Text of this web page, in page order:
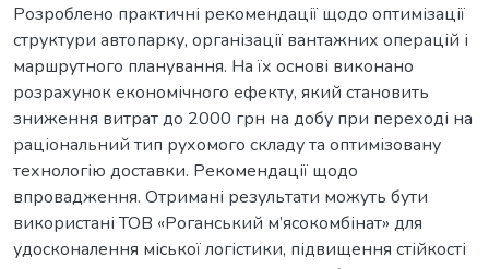
Розроблено практичні рекомендації щодо оптимізації
структури автопарку, організації вантажних операцій і
маршрутного планування. На їх основі виконано
розрахунок економічного ефекту, який становить
зниження витрат до 2000 грн на добу при переході на
раціональний тип рухомого складу та оптимізовану
технологію доставки. Рекомендації щодо
впровадження. Отримані результати можуть бути
використані ТОВ «Роганський м’ясокомбінат» для
удосконалення міської логістики, підвищення стійкості